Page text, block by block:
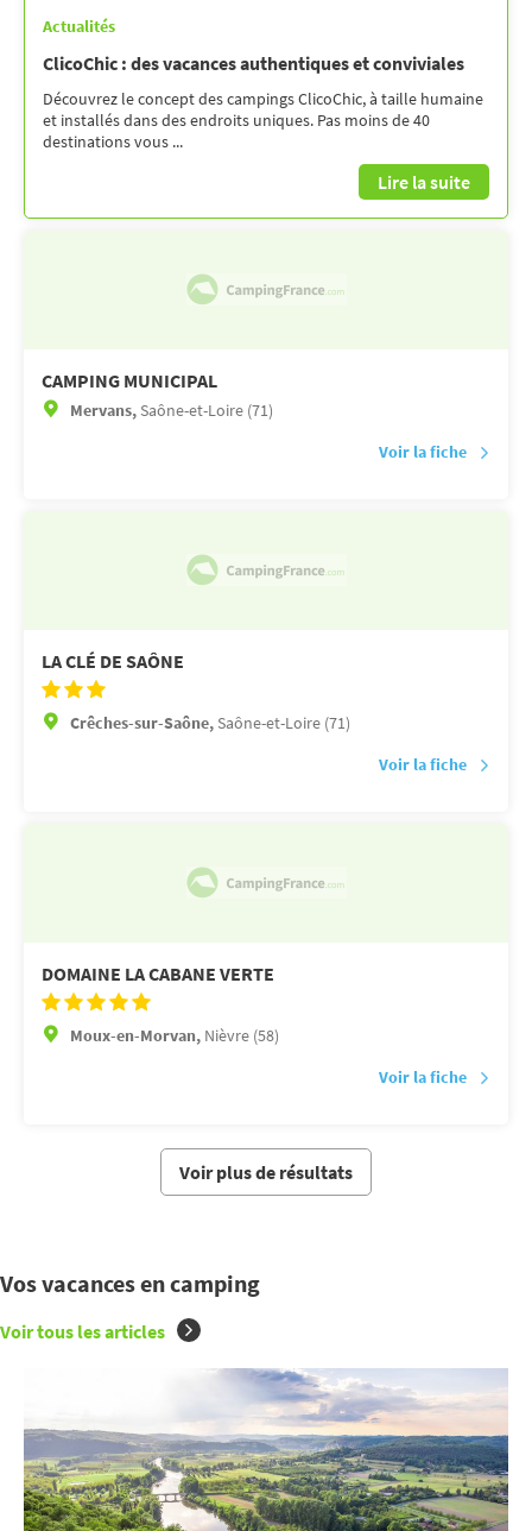
Actualités
ClicoChic : des vacances authentiques et conviviales
Découvrez le concept des campings ClicoChic, à taille humaine
et installés dans des endroits uniques. Pas moins de 40
destinations vous ...
Lire la suite
CAMPING MUNICIPAL
Mervans, Saône-et-Loire (71)
Voir la fiche
LA CLÉ DE SAÔNE
Crêches-sur-Saône, Saône-et-Loire (71)
Voir la fiche
DOMAINE LA CABANE VERTE
Moux-en-Morvan, Nièvre (58)
Voir la fiche
Voir plus de résultats
Vos vacances en camping
Voir tous les articles